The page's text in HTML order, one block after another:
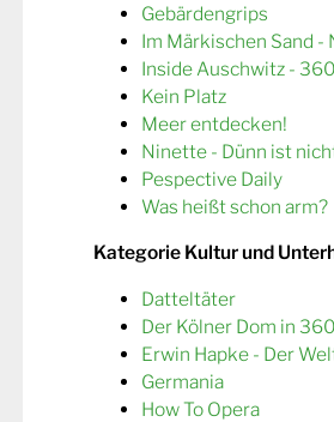
Gebärdengrips
Im Märkischen Sand -
Inside Auschwitz -
Kein Platz
Meer entdecken!
Ninette - Dünn ist
Pespective Daily
Was heißt schon arm?
Kategorie Kultur und
Datteltäter
Der Kölner Dom in
Erwin Hapke - Der
Germania
How To Opera